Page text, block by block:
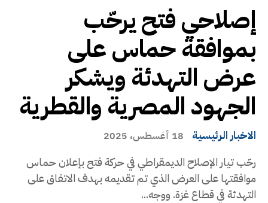
إصلاحي فتح يرحّب
بموافقة حماس على
عرض التهدئة ويشكر
الجهود المصرية والقطرية
الاخبار الرئيسية 18 أغسطس، 2025
رحّب تيار الإصلاح الديمقراطي في حركة فتح بإعلان حماس
موافقتها على العرض الذي تم تقديمه بهدف الاتفاق على
التهدئة في قطاع غزة. ووجه...